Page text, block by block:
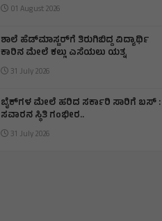
01 August 2026
ಶಾಲೆ ಹೆಡ್‌ಮಾಸ್ಟರ್‌ಗೆ ತಿರುಗಿಬಿದ್ದ ವಿದ್ಯಾರ್ಥಿ
ಕಾರಿನ ಮೇಲೆ ಕಲ್ಲು ಎಸೆಯಲು ಯತ್ನ
31 July 2026
ಬೈಕ್‌ಗಳ ಮೇಲೆ ಹರಿದ ಸರ್ಕಾರಿ ಸಾರಿಗೆ ಬಸ್ :
ಸವಾರನ ಸ್ಥಿತಿ ಗಂಭೀರ..
31 July 2026